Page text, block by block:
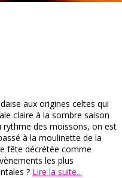
aux origines celtes qui
claire à la sombre saison
rythme des moissons, on est
à la moulinette de la
fête décrétée comme
les plus
? Lire la suite...